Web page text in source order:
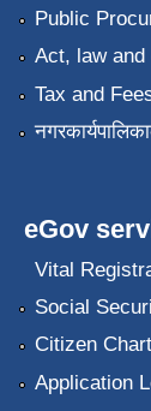
Public
Act, law
Tax and
eGov
Vital
Social
Citizen
Application